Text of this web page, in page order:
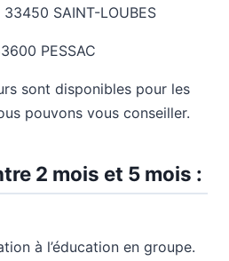
SAINT-LOUBES
PESSAC
sont disponibles pour les
pouvons vous conseiller.
2 mois et 5 mois :
à l’éducation en groupe.